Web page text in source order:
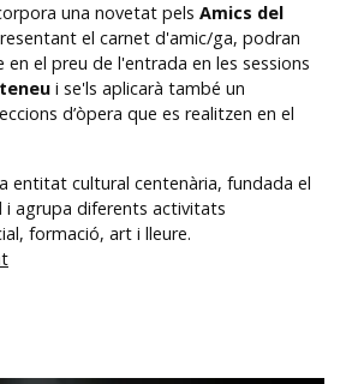
una novetat pels Amics del
el carnet d'amic/ga, podran
el preu de l'entrada en les sessions
i se'ls aplicarà també un
d’òpera que es realitzen en el
entitat cultural centenària, fundada el
i agrupa diferents activitats
formació, art i lleure.